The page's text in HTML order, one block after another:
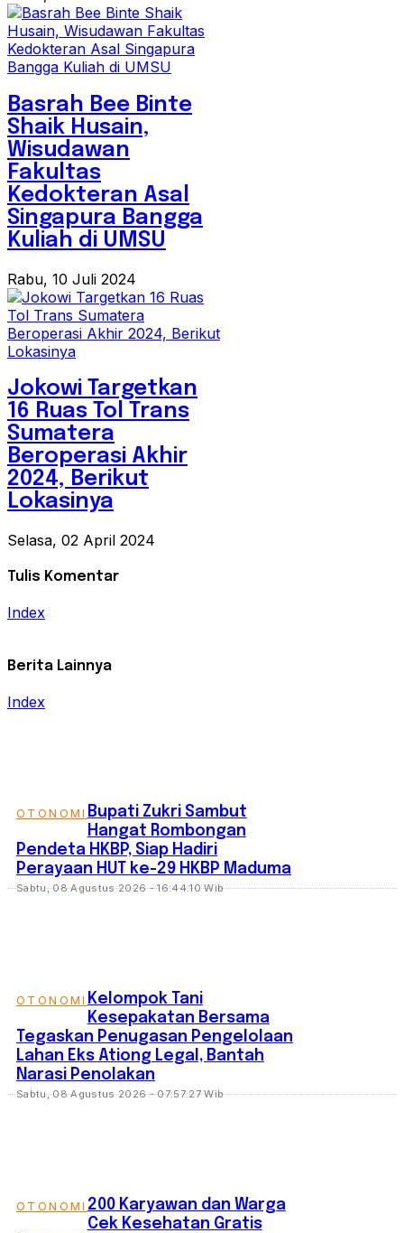
Basrah Bee Binte
Shaik Husain,
Wisudawan
Fakultas
Kedokteran Asal
Singapura Bangga
Kuliah di UMSU
Rabu, 10 Juli 2024
Jokowi Targetkan
16 Ruas Tol Trans
Sumatera
Beroperasi Akhir
2024, Berikut
Lokasinya
Selasa, 02 April 2024
Tulis Komentar
Index
Berita Lainnya
Index
OTONOMI Bupati Zukri Sambut
Hangat Rombongan
Pendeta HKBP, Siap Hadiri
Perayaan HUT ke-29 HKBP Maduma
Sabtu, 08 Agustus 2026 - 16:44:10 Wib
OTONOMI ‎Kelompok Tani
Kesepakatan Bersama
Tegaskan Penugasan Pengelolaan
Lahan Eks Ationg Legal, Bantah
Narasi Penolakan
Sabtu, 08 Agustus 2026 - 07:57:27 Wib
OTONOMI ‎200 Karyawan dan Warga
Cek Kesehatan Gratis